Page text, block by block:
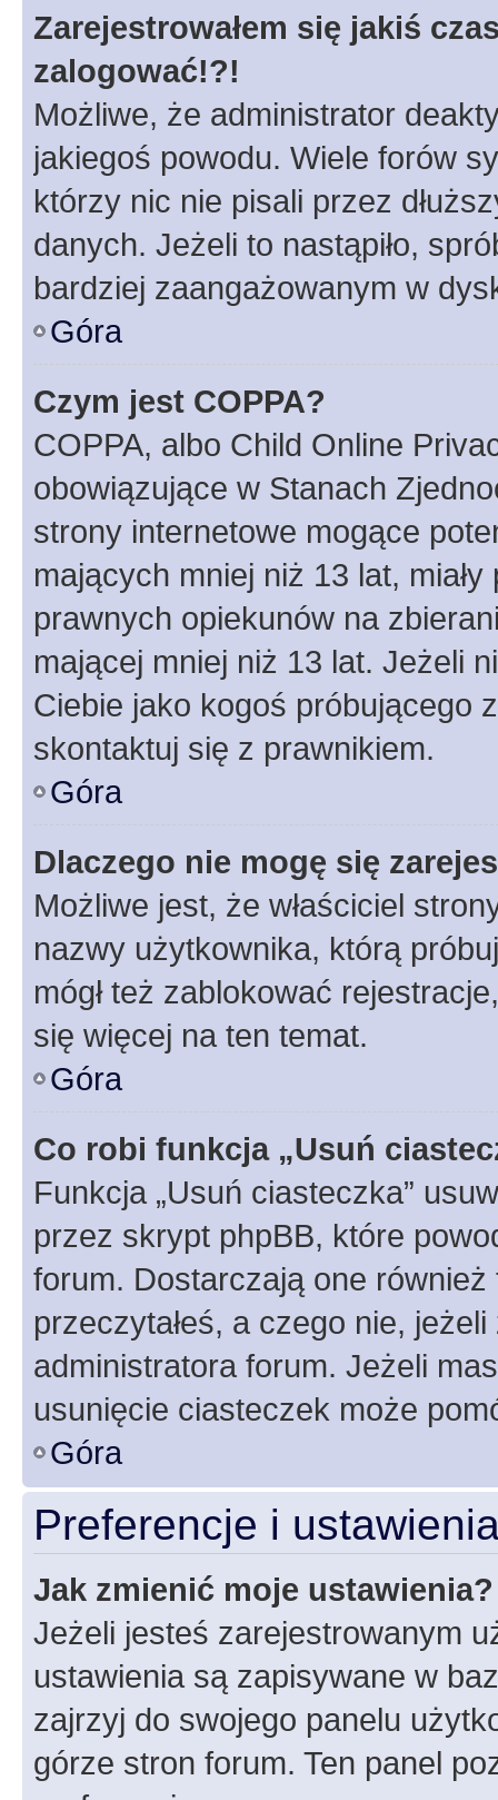
Zarejestrowałem się jakiś
zalogować!?!
Możliwe, że administrator
jakiegoś powodu. Wiele forów
którzy nic nie pisali przez
danych. Jeżeli to nastąpiło,
bardziej zaangażowanym w
Góra
Czym jest COPPA?
COPPA, albo Child Online
obowiązujące w Stanach
strony internetowe mogące
mających mniej niż 13 lat,
prawnych opiekunów na
mającej mniej niż 13 lat. Jeżeli
Ciebie jako kogoś próbującego
skontaktuj się z prawnikiem.
Góra
Dlaczego nie mogę się
Możliwe jest, że właściciel
nazwy użytkownika, którą
mógł też zablokować
się więcej na ten temat.
Góra
Co robi funkcja „Usuń
Funkcja „Usuń ciasteczka”
przez skrypt phpBB, które
forum. Dostarczają one
przeczytałeś, a czego nie,
administratora forum. Jeżeli
usunięcie ciasteczek może
Góra
Preferencje i
Jak zmienić moje ustawienia?
Jeżeli jesteś zarejestrowanym
ustawienia są zapisywane w
zajrzyj do swojego panelu
górze stron forum. Ten panel